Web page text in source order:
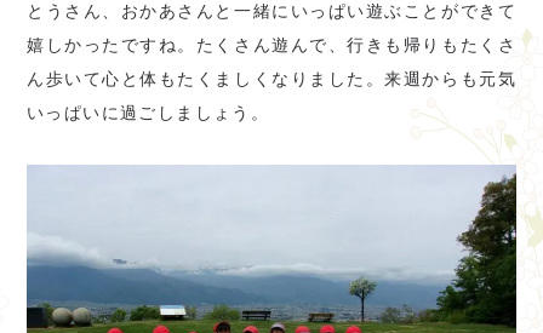
とうさん、おかあさんと一緒にいっぱい遊ぶことができて
嬉しかったですね。たくさん遊んで、行きも帰りもたくさ
ん歩いて心と体もたくましくなりました。来週からも元気
いっぱいに過ごしましょう。